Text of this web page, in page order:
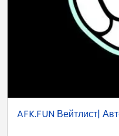
AFK.FUN Вейтлист|